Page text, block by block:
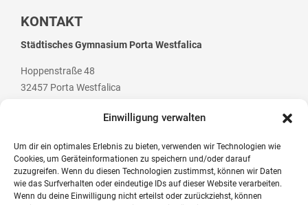
Einwilligung verwalten
Um dir ein optimales Erlebnis zu bieten, verwenden wir Technologien wie
Cookies, um Geräteinformationen zu speichern und/oder darauf
zuzugreifen. Wenn du diesen Technologien zustimmst, können wir Daten
wie das Surfverhalten oder eindeutige IDs auf dieser Website verarbeiten.
Wenn du deine Einwilligung nicht erteilst oder zurückziehst, können
Mathematik
Erdkunde
Bildungsabende
Konzerte
Tag der offenen Tür
KONTAKT
Städtisches Gymnasium Porta Westfalica
Hoppenstraße 48
32457 Porta Westfalica
Telefon: +49 (0) 5 71 / 79 84 70
Telefax: +49 (0) 5 71 / 7 07 94
E-Mail: post@gym-pw.de